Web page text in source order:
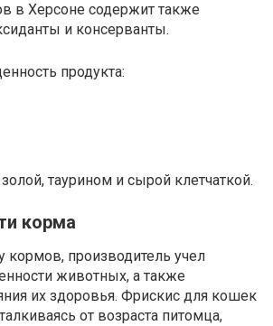
в Херсоне содержит также
и консерванты.
продукта:
таурином и сырой клетчаткой.
корма
кормов, производитель учел
животных, а также
их здоровья. Фрискис для кошек
от возраста питомца,